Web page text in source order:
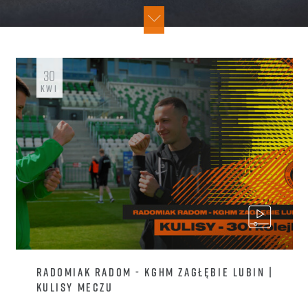
RADOMIAK RADOM - KGHM ZAGŁĘBIE LUBIN |
KULISY MECZU
30
KWI